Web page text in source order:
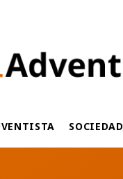
SOCIEDAD